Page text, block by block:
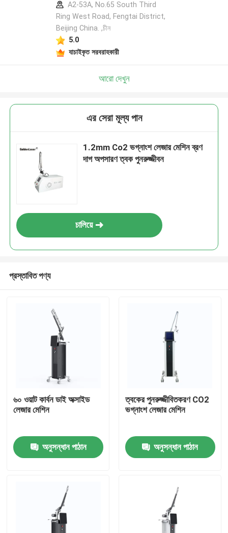
A2-53A, No.65 South Third
Ring West Road, Fengtai District,
Beijing China. ,চীন
5.0
যাচাইকৃত সরবরাহকারী
আরো দেখুন
এর সেরা মূল্য পান
1.2mm Co2 ভগ্নাংশ লেজার মেশিন ব্রণ
দাগ অপসারণ ত্বক পুনরুজ্জীবন
চালিয়ে
প্রস্তাবিত পণ্য
৬০ ওয়াট কার্বন ডাই অক্সাইড
লেজার মেশিন
অনুসন্ধান পাঠান
ত্বকের পুনরুজ্জীবিতকরণ CO2
ভগ্নাংশ লেজার মেশিন
অনুসন্ধান পাঠান